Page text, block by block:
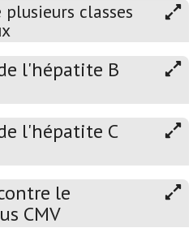
classes
l'hépatite B
l'hépatite C
le
CMV